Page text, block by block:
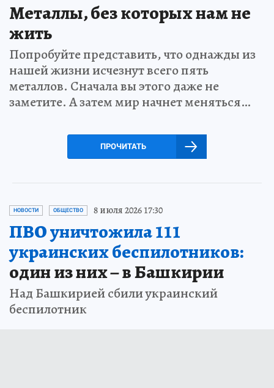
Металлы, без которых нам не
жить
Попробуйте представить, что однажды из
нашей жизни исчезнут всего пять
металлов. Сначала вы этого даже не
заметите. А затем мир начнет меняться…
ПРОЧИТАТЬ
НОВОСТИ ОБЩЕСТВО 8 июля 2026 17:30
ПВО уничтожила 111
украинских беспилотников:
один из них – в Башкирии
Над Башкирией сбили украинский
беспилотник